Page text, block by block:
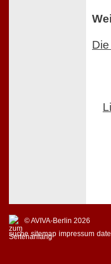
© AVIVA-Berlin 2026
suche sitemap impressum